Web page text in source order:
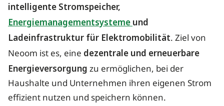
intelligente Stromspeicher,
Energiemanagementsysteme und
Ladeinfrastruktur für Elektromobilität. Ziel von
Neoom ist es, eine dezentrale und erneuerbare
Energieversorgung zu ermöglichen, bei der
Haushalte und Unternehmen ihren eigenen Strom
effizient nutzen und speichern können.